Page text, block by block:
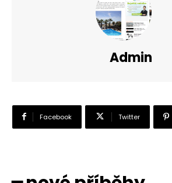
Admin
Facebook Twitter